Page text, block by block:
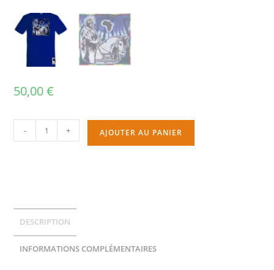
50,00€
- + AJOUTER AU PANIER
DESCRIPTION
INFORMATIONS COMPLÉMENTAIRES